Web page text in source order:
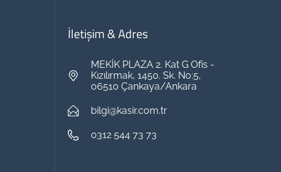
İletişim & Adres
MEKİK PLAZA 2. Kat G Ofis -
Kızılırmak, 1450. Sk. No:5,
06510 Çankaya/Ankara
bilgi@kasir.com.tr
0312 544 73 73